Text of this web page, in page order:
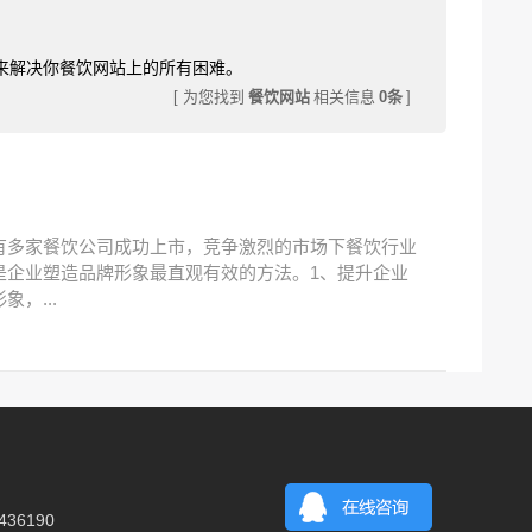
决你餐饮网站上的所有困难。
[ 为您找到 餐饮网站 相关信息 0条 ]
家餐饮公司成功上市，竞争激烈的市场下餐饮行业
业塑造品牌形象最直观有效的方法。1、提升企业
象，...